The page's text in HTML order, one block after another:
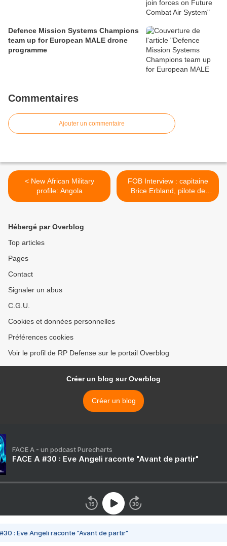
Defence Mission Systems Champions
team up for European MALE drone
programme
Commentaires
Ajouter un commentaire
< New African Military
profile: Angola
FOB Interview : capitaine
Brice Erbland, pilote de
Tigre. >
Hébergé par Overblog
Top articles
Pages
Contact
Signaler un abus
C.G.U.
Cookies et données personnelles
Préférences cookies
Voir le profil de RP Defense sur le portail Overblog
Créer un blog sur Overblog
Créer un blog
FACE A - un podcast Purecharts
FACE A #30 : Eve Angeli raconte "Avant de partir"
#30 : Eve Angeli raconte "Avant de partir"